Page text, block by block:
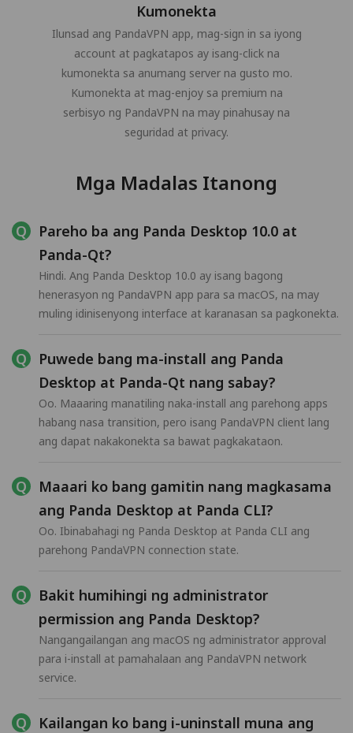
Kumonekta
Ilunsad ang PandaVPN app, mag-sign in sa iyong
account at pagkatapos ay isang-click na
kumonekta sa anumang server na gusto mo.
Kumonekta at mag-enjoy sa premium na
serbisyo ng PandaVPN na may pinahusay na
seguridad at privacy.
Mga Madalas Itanong
Pareho ba ang Panda Desktop 10.0 at
Panda-Qt?
Hindi. Ang Panda Desktop 10.0 ay isang bagong
henerasyon ng PandaVPN app para sa macOS, na may
muling idinisenyong interface at karanasan sa pagkonekta.
Puwede bang ma-install ang Panda
Desktop at Panda-Qt nang sabay?
Oo. Maaaring manatiling naka-install ang parehong apps
habang nasa transition, pero isang PandaVPN client lang
ang dapat nakakonekta sa bawat pagkakataon.
Maaari ko bang gamitin nang magkasama
ang Panda Desktop at Panda CLI?
Oo. Ibinabahagi ng Panda Desktop at Panda CLI ang
parehong PandaVPN connection state.
Bakit humihingi ng administrator
permission ang Panda Desktop?
Nangangailangan ang macOS ng administrator approval
para i-install at pamahalaan ang PandaVPN network
service.
Kailangan ko bang i-uninstall muna ang